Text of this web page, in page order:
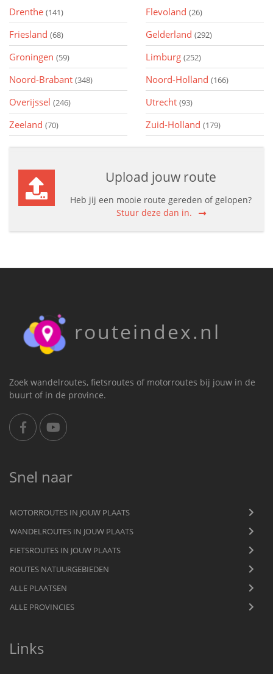
Drenthe (141) Flevoland (26)
Friesland (68) Gelderland (292)
Groningen (59) Limburg (252)
Noord-Brabant (348) Noord-Holland (166)
Overijssel (246) Utrecht (93)
Zeeland (70) Zuid-Holland (179)
Upload jouw route
Heb jij een mooie route gereden of gelopen?
Stuur deze dan in.
routeindex.nl
Zoek wandelroutes, fietsroutes of motorroutes bij jouw in de
buurt of in de province.
Snel naar
MOTORROUTES IN JOUW PLAATS
WANDELROUTES IN JOUW PLAATS
FIETSROUTES IN JOUW PLAATS
ROUTES NATUURGEBIEDEN
ALLE PLAATSEN
ALLE PROVINCIES
Links